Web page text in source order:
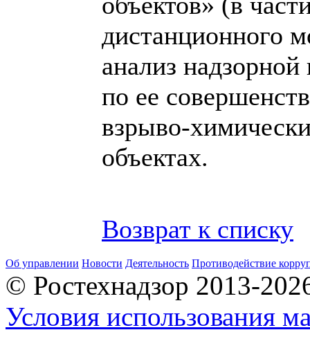
дистанционного
анализ надзорной
по ее
взрыво-
объектах.
Возврат к списку
Об управлении Новости Деятельность Противодействие
© Ростехнадзор 2013-
Условия использования